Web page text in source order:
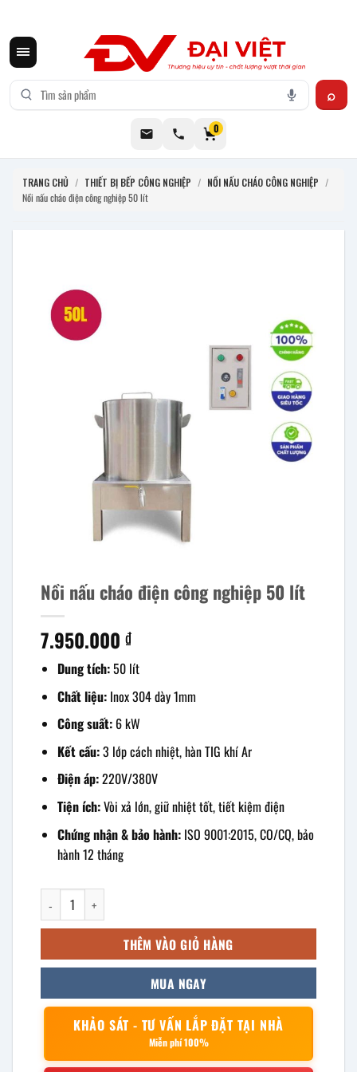
0
TRANG CHỦ / THIẾT BỊ BẾP CÔNG NGHIỆP / NỒI NẤU CHÁO CÔNG NGHIỆP /
Nồi nấu cháo điện công nghiệp 50 lít
Nồi nấu cháo điện công nghiệp 50 lít
7.950.000 ₫
Dung tích:50 lít
Chất liệu:Inox 304 dày 1mm
Công suất:6 kW
Kết cấu:3 lớp cách nhiệt, hàn TIG khí Ar
Điện áp:220V/380V
Tiện ích:Vòi xả lớn, giữ nhiệt tốt, tiết kiệm điện
Chứng nhận & bảo hành:ISO 9001:2015, CO/CQ, bảo
hành 12 tháng
Nồi nấu cháo điện công nghiệp 50 lít số lượng
THÊM VÀO GIỎ HÀNG
MUA NGAY
KHẢO SÁT - TƯ VẤN LẮP ĐẶT TẠI NHÀ
Miễn phí 100%